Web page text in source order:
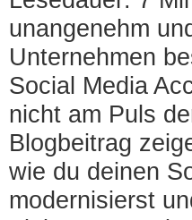
unangenehm
Unternehmen
Social Media
nicht am Puls
Blogbeitrag
wie du deinen
modernisierst